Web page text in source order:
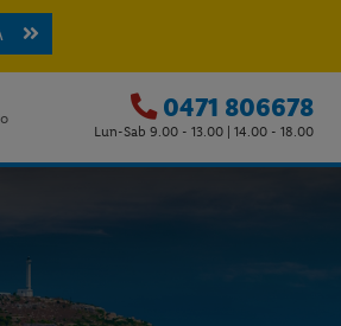
0471 806678
Lun-Sab 9.00 - 13.00 | 14.00 - 18.00